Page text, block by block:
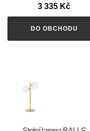
3 335 Kč
DO OBCHODU